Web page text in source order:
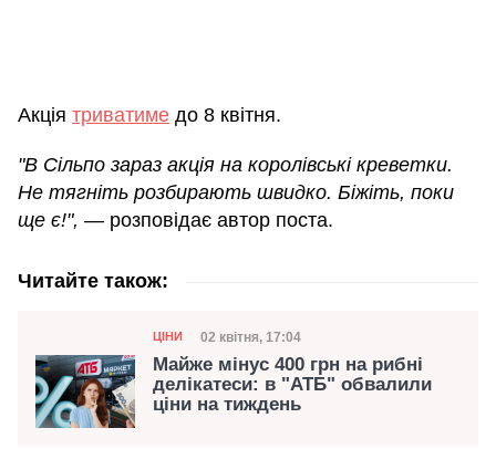
Акція триватиме до 8 квітня.
"В Сільпо зараз акція на королівські креветки.
Не тягніть розбирають швидко. Біжіть, поки
ще є!", — розповідає автор поста.
Читайте також:
Категорія
ЦІНИ Дата публікації
02 квітня, 17:04
Майже мінус 400 грн на рибні
делікатеси: в "АТБ" обвалили
ціни на тиждень